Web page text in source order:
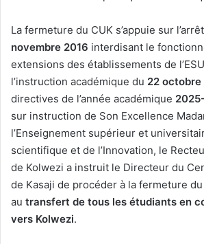
La fermeture du CUK s’appuie sur
novembre 2016 interdisant le
extensions des établissements de
l’instruction académique du 22 octobre
directives de l’année académique
sur instruction de Son Excellence
l’Enseignement supérieur et
scientifique et de l’Innovation, le
de Kolwezi a instruit le Directeur du
de Kasaji de procéder à la fermeture
au transfert de tous les étudiants en
vers Kolwezi.